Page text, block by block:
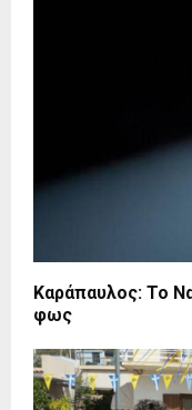
Καράπαυλος: Το
φως